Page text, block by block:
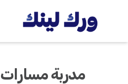
مدربة مسارات